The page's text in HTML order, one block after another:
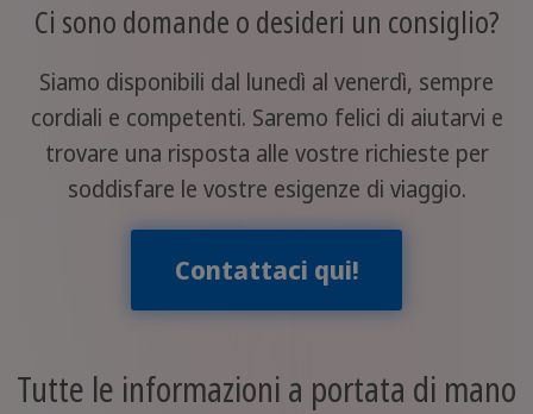
Ci sono domande o desideri un consiglio?
Siamo disponibili dal lunedì al venerdì, sempre
cordiali e competenti. Saremo felici di aiutarvi e
trovare una risposta alle vostre richieste per
soddisfare le vostre esigenze di viaggio.
Contattaci qui!
Tutte le informazioni a portata di mano